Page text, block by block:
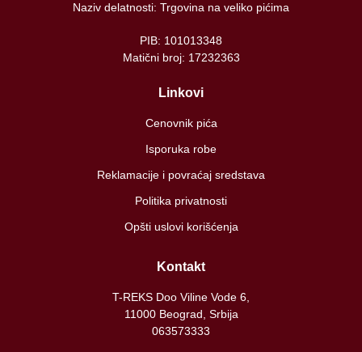
Naziv delatnosti: Trgovina na veliko pićima
PIB: 101013348
Matični broj: 17232363
Linkovi
Cenovnik pića
Isporuka robe
Reklamacije i povraćaj sredstava
Politika privatnosti
Opšti uslovi korišćenja
Kontakt
T-REKS Doo Viline Vode 6,
11000 Beograd, Srbija
063573333